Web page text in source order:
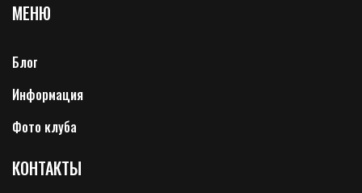
МЕНЮ
Блог
Информация
Фото клуба
КОНТАКТЫ